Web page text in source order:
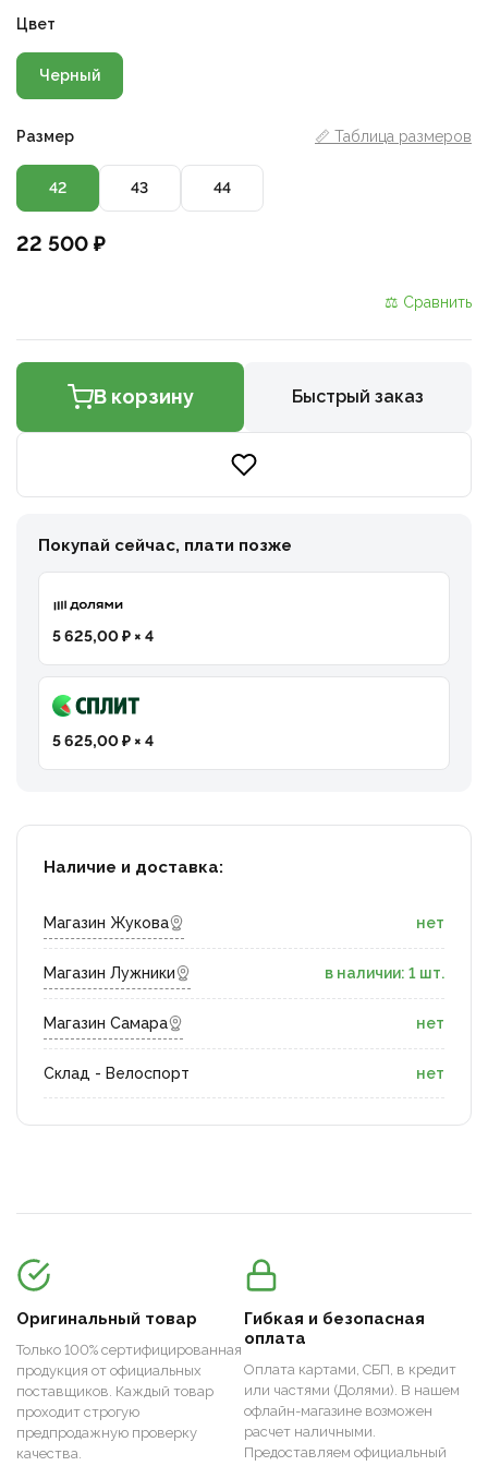
Цвет
Черный
Размер 📏 Таблица размеров
42 43 44
22 500 ₽
⚖ Сравнить
В корзину Быстрый заказ
Покупай сейчас, плати позже
5 625,00 ₽ × 4
5 625,00 ₽ × 4
Наличие и доставка:
Магазин Жукова нет
Магазин Лужники в наличии: 1 шт.
Магазин Самара нет
Склад - Велоспорт нет
Оригинальный товар
Только 100% сертифицированная
продукция от официальных
поставщиков. Каждый товар
проходит строгую
предпродажную проверку
качества.
Гибкая и безопасная
оплата
Оплата картами, СБП, в кредит
или частями (Долями). В нашем
офлайн-магазине возможен
расчет наличными.
Предоставляем официальный